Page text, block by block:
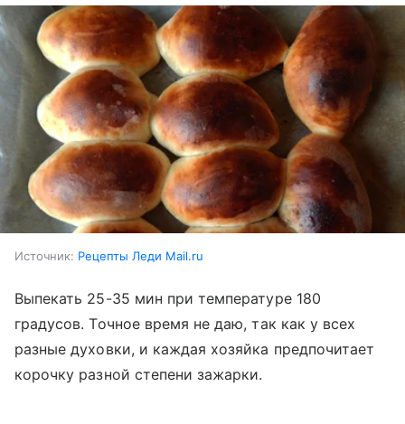
Источник: Рецепты Леди Mail.ru
Выпекать 25-35 мин при температуре 180
градусов. Точное время не даю, так как у всех
разные духовки, и каждая хозяйка предпочитает
корочку разной степени зажарки.